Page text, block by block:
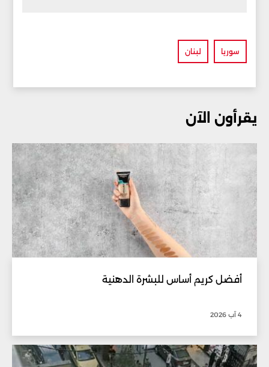
سوريا لبنان
يقرأون الآن
أفضل كريم أساس للبشرة الدهنية
4 آب 2026